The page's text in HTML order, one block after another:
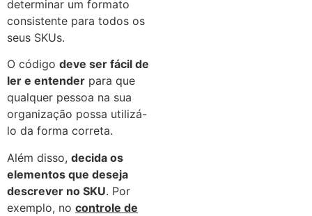
determinar um formato
consistente para todos os
seus SKUs.
O código deve ser fácil de
ler e entender para que
qualquer pessoa na sua
organização possa utilizá-
lo da forma correta.
Além disso, decida os
elementos que deseja
descrever no SKU. Por
exemplo, no controle de